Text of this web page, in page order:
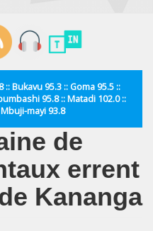
Bukavu 95.3 :: Goma 95.5 ::
95.8 :: Matadi 102.0 ::
mayi 93.8
de
errent
Kananga